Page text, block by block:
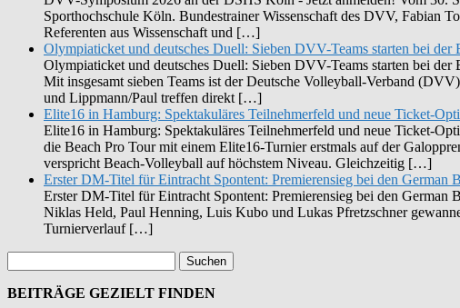
Sporthochschule Köln. Bundestrainer Wissenschaft des DVV, Fabian
Referenten aus Wissenschaft und […]
Olympiaticket und deutsches Duell: Sieben DVV-Teams starten bei der
Olympiaticket und deutsches Duell: Sieben DVV-Teams starten bei
Mit insgesamt sieben Teams ist der Deutsche Volleyball-Verband
und Lippmann/Paul treffen direkt […]
Elite16 in Hamburg: Spektakuläres Teilnehmerfeld und neue Ticket-
Elite16 in Hamburg: Spektakuläres Teilnehmerfeld und neue Ticket-
die Beach Pro Tour mit einem Elite16-Turnier erstmals auf der
verspricht Beach-Volleyball auf höchstem Niveau. Gleichzeitig […]
Erster DM-Titel für Eintracht Spontent: Premierensieg bei den German
Erster DM-Titel für Eintracht Spontent: Premierensieg bei den German
Niklas Held, Paul Henning, Luis Kubo und Lukas Pfretzschner
Turnierverlauf […]
BEITRÄGE GEZIELT FINDEN